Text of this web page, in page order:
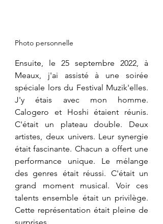
Photo personnelle
Ensuite, le 25 septembre 2022, à
Meaux, j'ai assisté à une soirée
spéciale lors du Festival Muzik'elles.
J'y étais avec mon homme.
Calogero et Hoshi étaient réunis.
C'était un plateau double. Deux
artistes, deux univers. Leur synergie
était fascinante. Chacun a offert une
performance unique. Le mélange
des genres était réussi. C'était un
grand moment musical. Voir ces
talents ensemble était un privilège.
Cette représentation était pleine de